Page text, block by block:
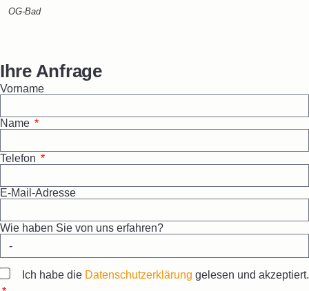
OG-Bad
Ihre Anfrage
Vorname
Name
Telefon
E-Mail-Adresse
Wie haben Sie von uns erfahren?
Ich habe die Datenschutzerklärung gelesen und akzeptiert.